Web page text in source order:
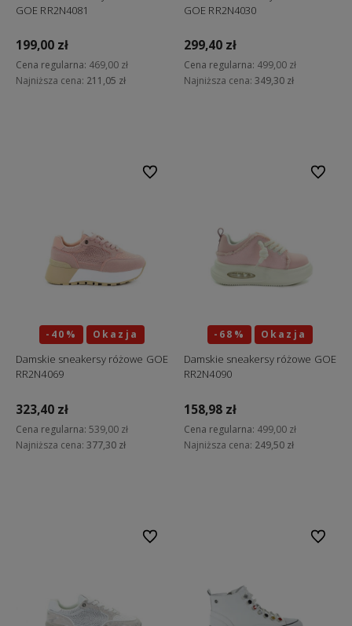
GOE RR2N4081
199,00 zł
Cena regularna: 469,00 zł
Najniższa cena: 211,05 zł
GOE RR2N4030
299,40 zł
Cena regularna: 499,00 zł
Najniższa cena: 349,30 zł
-40% Okazja
Damskie sneakersy różowe GOE
RR2N4069
323,40 zł
Cena regularna: 539,00 zł
Najniższa cena: 377,30 zł
Do ulubionych
-68% Okazja
Damskie sneakersy różowe GOE
RR2N4090
158,98 zł
Cena regularna: 499,00 zł
Najniższa cena: 249,50 zł
Do
Do ulubionych Do